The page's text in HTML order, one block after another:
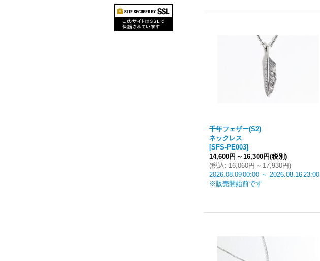
千年フェザー(S2)
ネックレス
[SFS-PE003]
14,600円 ～ 16,300円(税別)
(税込: 16,060円 ～ 17,930円)
2026.08.0900:00 ～ 2026.08.1623:00
※販売開始前です